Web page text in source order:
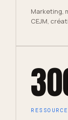
Marketing,
CEJM,